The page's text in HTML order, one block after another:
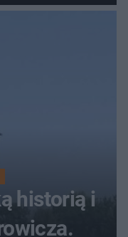
historią i